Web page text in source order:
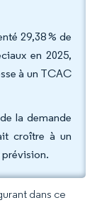
29,38 % de
en 2025,
à un TCAC
la demande
croître à un
prévision.
dans ce